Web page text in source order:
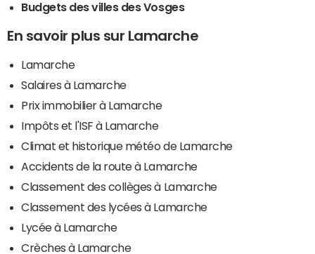
Budgets des villes des Vosges
En savoir plus sur Lamarche
Lamarche
Salaires à Lamarche
Prix immobilier à Lamarche
Impôts et l'ISF à Lamarche
Climat et historique météo de Lamarche
Accidents de la route à Lamarche
Classement des collèges à Lamarche
Classement des lycées à Lamarche
Lycée à Lamarche
Crèches à Lamarche